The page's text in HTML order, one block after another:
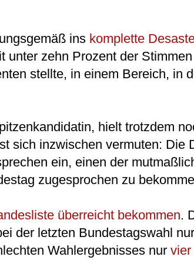
ins komplette
zehn Prozent der
stellte, in einem Bereich, in
hielt trotzdem
sich inzwischen vermuten: Die
ein, einen der
zugesprochen zu
überreicht bekommen.
der letzten Bundestagswahl
Wahlergebnisses nur vier